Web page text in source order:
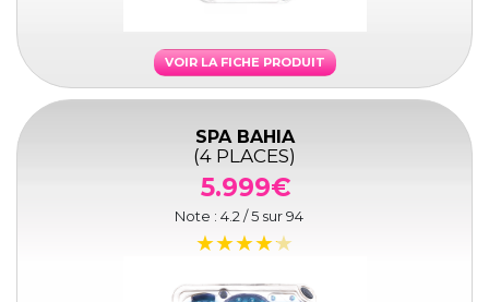
VOIR LA FICHE PRODUIT
SPA BAHIA
(4 PLACES)
5.999€
Note : 4.2 / 5 sur94